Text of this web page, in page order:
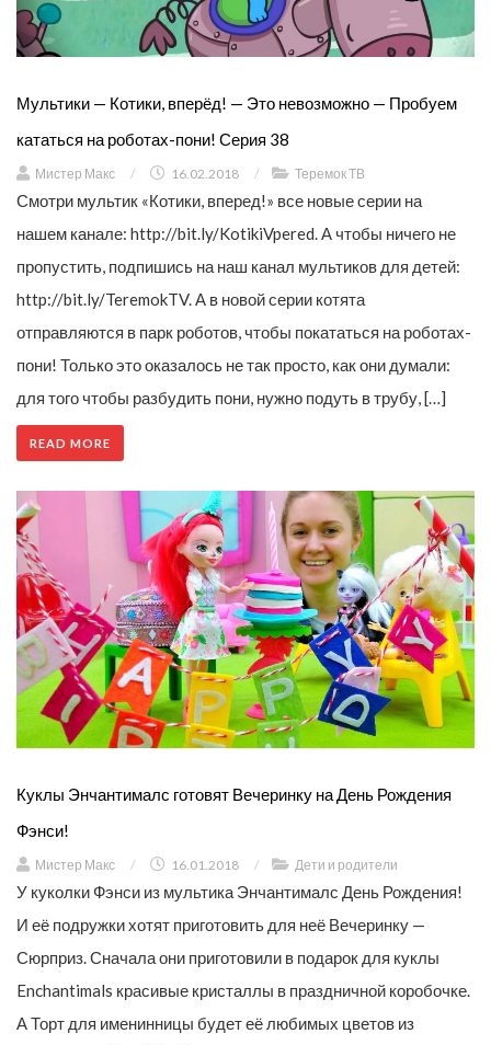
Мультики — Котики, вперёд! — Это невозможно — Пробуем
кататься на роботах-пони! Серия 38
Мистер Макс / 16.02.2018 / Теремок ТВ
Смотри мультик «Котики, вперед!» все новые серии на
нашем канале: http://bit.ly/KotikiVpered. А чтобы ничего не
пропустить, подпишись на наш канал мультиков для детей:
http://bit.ly/TeremokTV. А в новой серии котята
отправляются в парк роботов, чтобы покататься на роботах-
пони! Только это оказалось не так просто, как они думали:
для того чтобы разбудить пони, нужно подуть в трубу, […]
READ MORE
Куклы Энчантималс готовят Вечеринку на День Рождения
Фэнси!
Мистер Макс / 16.01.2018 / Дети и родители
У куколки Фэнси из мультика Энчантималс День Рождения!
И её подружки хотят приготовить для неё Вечеринку —
Сюрприз. Сначала они приготовили в подарок для куклы
Enchantimals красивые кристаллы в праздничной коробочке.
А Торт для именинницы будет её любимых цветов из